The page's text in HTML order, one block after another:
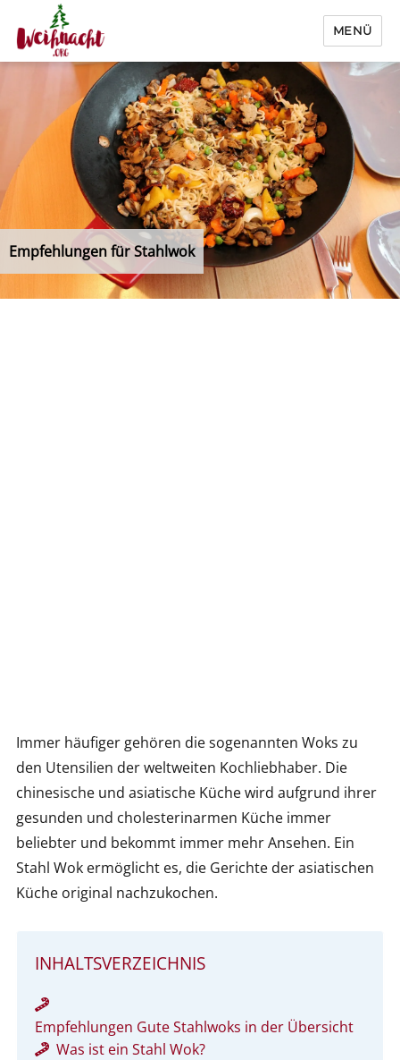
Weihnacht.org
MENÜ
Empfehlungen für Stahlwok
Immer häufiger gehören die sogenannten Woks zu
den Utensilien der weltweiten Kochliebhaber. Die
chinesische und asiatische Küche wird aufgrund ihrer
gesunden und cholesterinarmen Küche immer
beliebter und bekommt immer mehr Ansehen. Ein
Stahl Wok ermöglicht es, die Gerichte der asiatischen
Küche original nachzukochen.
INHALTSVERZEICHNIS
Empfehlungen Gute Stahlwoks in der Übersicht
Was ist ein Stahl Wok?